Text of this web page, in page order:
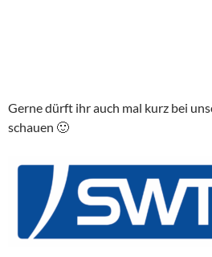
Gerne dürft ihr auch mal kurz bei
schauen 🙂